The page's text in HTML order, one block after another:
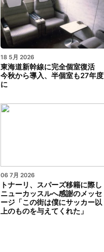
18 5月 2026
東海道新幹線に完全個室復活
今秋から導入、半個室も27年度
に
06 7月 2026
トナーリ、スパーズ移籍に際し
ニューカッスルへ感謝のメッセ
ージ「この街は僕にサッカー以
上のものを与えてくれた」